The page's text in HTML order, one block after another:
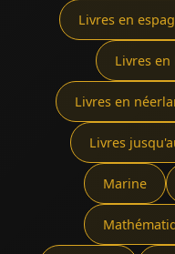
Livres en
Livres
Livres en
Livres
Marine